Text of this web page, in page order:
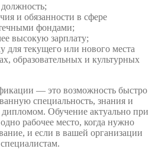
и обязанности в сфере
фондами;
высокую зарплату;
для текущего или нового места
образовательных и культурных
— это возможность быстро
специальность, знания и
Обучение актуально при
рабочее место, когда нужно
и если в вашей организации